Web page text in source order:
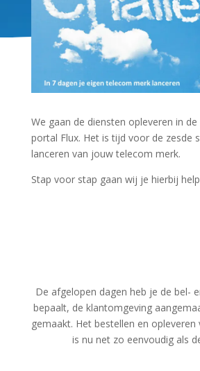
We gaan de diensten opleveren in
portal Flux. Het is tijd voor de zesde
lanceren van jouw telecom merk.
Stap voor stap gaan wij je hierbij
De afgelopen dagen heb je de bel-
bepaalt, de klantomgeving
gemaakt. Het bestellen en opleveren
is nu net zo eenvoudig als